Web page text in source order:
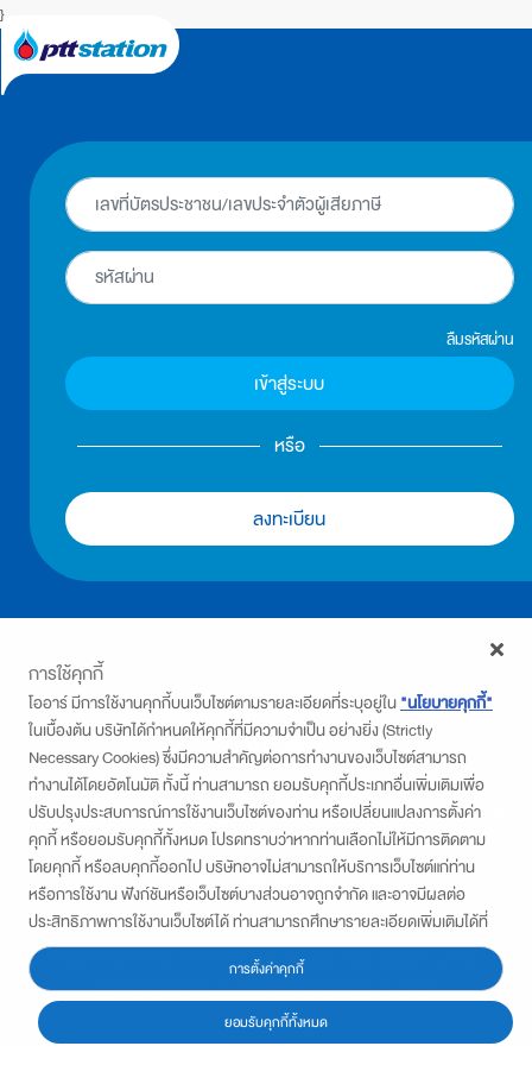
}
ลืมรหัสผ่าน
เข้าสู่ระบบ
หรือ
ลงทะเบียน
บริษัท ปตท. น้ำมันและการค้าปลีก จำกัด (มหาชน)
555/2 ศูนย์เอนเนอร์ยี่คอมเพล็กซ์ อาคารบี ชั้นที่ 12 ถนนวิภาวดีรังสิต แขวงจตุจักร เขตจตุจักร
กรุงเทพฯ 10900
สอบถามได้ที่PTTStationNDD@pttor.com
นโยบายความเป็นส่วนตัว
นโยบายการใช้คุกกี้
© COPYRIGHT 2018, PTT Oil and Retail Business Public Company Limited
เว็บไซต์นี้แสดงผลได้ดีบนเบราว์เซอร์ Chrome Firefox และ Safari
การใช้คุกกี้
โออาร์ มีการใช้งานคุกกี้บนเว็บไซต์ตามรายละเอียดที่ระบุอยู่ใน"นโยบายคุกกี้"
ในเบื้องต้น บริษัทได้กำหนดให้คุกกี้ที่มีความจำเป็น อย่างยิ่ง (Strictly
Necessary Cookies) ซึ่งมีความสำคัญต่อการทำงานของเว็บไซต์สามารถ
ทำงานได้โดยอัตโนมัติ ทั้งนี้ ท่านสามารถ ยอมรับคุกกี้ประเภทอื่นเพิ่มเติมเพื่อ
ปรับปรุงประสบการณ์การใช้งานเว็บไซต์ของท่าน หรือเปลี่ยนแปลงการตั้งค่า
คุกกี้ หรือยอมรับคุกกี้ทั้งหมด โปรดทราบว่าหากท่านเลือกไม่ให้มีการติดตาม
โดยคุกกี้ หรือลบคุกกี้ออกไป บริษัทอาจไม่สามารถให้บริการเว็บไซต์แก่ท่าน
หรือการใช้งาน ฟังก์ชันหรือเว็บไซต์บางส่วนอาจถูกจำกัด และอาจมีผลต่อ
ประสิทธิภาพการใช้งานเว็บไซต์ได้ ท่านสามารถศึกษารายละเอียดเพิ่มเติมได้ที่
“ประกาศความเป็นส่วนตัว”
การตั้งค่าคุกกี้
ยอมรับคุกกี้ทั้งหมด